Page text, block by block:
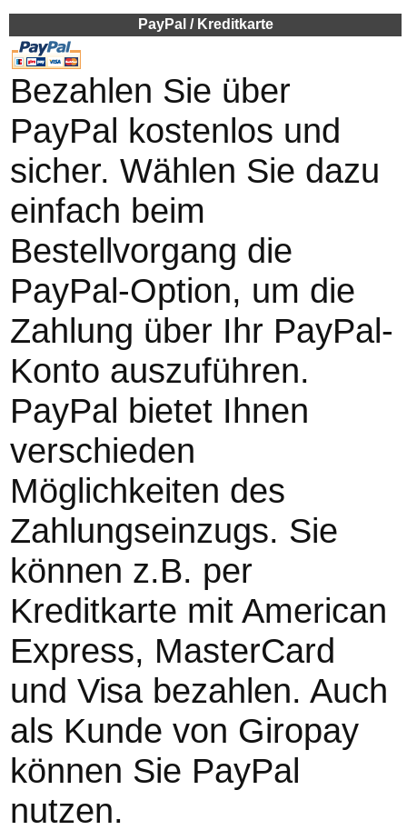
PayPal / Kreditkarte
Bezahlen Sie über
PayPal kostenlos und
sicher. Wählen Sie dazu
einfach beim
Bestellvorgang die
PayPal-Option, um die
Zahlung über Ihr PayPal-
Konto auszuführen.
PayPal bietet Ihnen
verschieden
Möglichkeiten des
Zahlungseinzugs. Sie
können z.B. per
Kreditkarte mit American
Express, MasterCard
und Visa bezahlen. Auch
als Kunde von Giropay
können Sie PayPal
nutzen.